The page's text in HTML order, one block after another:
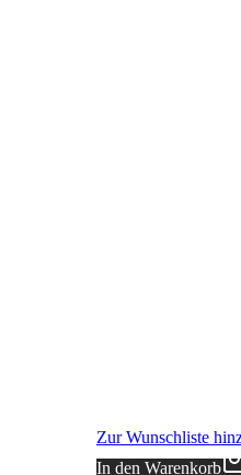
Zur Wunschliste
In den Warenkorb